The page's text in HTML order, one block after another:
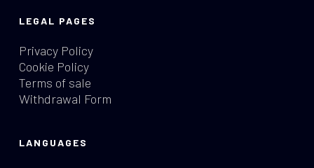
LEGAL PAGES
Privacy Policy
Cookie Policy
Terms of sale
Withdrawal Form
LANGUAGES